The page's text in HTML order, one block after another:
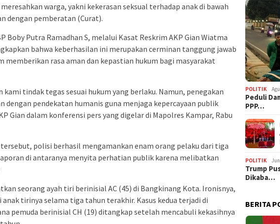
warga, yakni kekerasan seksual terhadap anak di bawah
dengan pemberatan (Curat).
Boby Putra Ramadhan S, melalui Kasat Reskrim AKP Gian Wiatma
bahwa keberhasilan ini merupakan cerminan tanggung jawab
memberikan rasa aman dan kepastian hukum bagi masyarakat
kami tindak tegas sesuai hukum yang berlaku. Namun, penegakan
dengan pendekatan humanis guna menjaga kepercayaan publik
Gian dalam konferensi pers yang digelar di Mapolres Kampar, Rabu
polisi berhasil mengamankan enam orang pelaku dari tiga
di antaranya menyita perhatian publik karena melibatkan
seorang ayah tiri berinisial AC (45) di Bangkinang Kota. Ironisnya,
tirinya selama tiga tahun terakhir. Kasus kedua terjadi di
pemuda berinisial CH (19) ditangkap setelah mencabuli kekasihnya
POLITIK
‎Peduli
PPP…
POLITIK
Trump
Dikaba…
BERITA